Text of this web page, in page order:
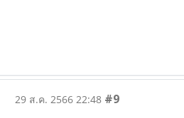
29 ส.ค. 2566 22:48 #9